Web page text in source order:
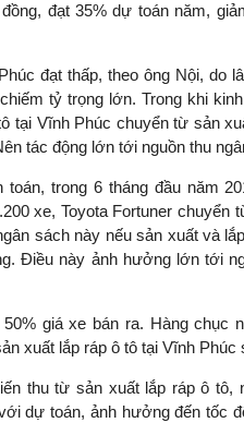
đạt 35% dự toán năm,
đạt thấp, theo ông Nội, do
tỷ trọng lớn. Trong khi
tại Vĩnh Phúc chuyển từ sản
tác động lớn tới nguồn thu
trong 6 tháng đầu năm
xe, Toyota Fortuner chuyển
sách này nếu sản xuất và
Điều này ảnh hưởng lớn tới
giá xe bán ra. Hàng chục
xuất lắp ráp ô tô tại Vĩnh Phúc
thu từ sản xuất lắp ráp ô tô,
dự toán, ảnh hưởng đến tốc
Phó Viện trưởng
phải làm
và trên thực tế
hành như tăng
học công
các cơ chế